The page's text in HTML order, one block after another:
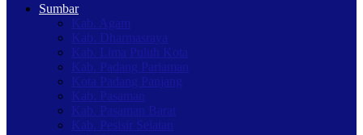
Sumbar
Kab. Agam
Kab. Dharmasraya
Kab. Lima Puluh Kota
Kab. Padang Pariaman
Kota Padang Panjang
Kab. Pasaman
Kab. Pasaman Barat
Kab. Pesisir Selatan